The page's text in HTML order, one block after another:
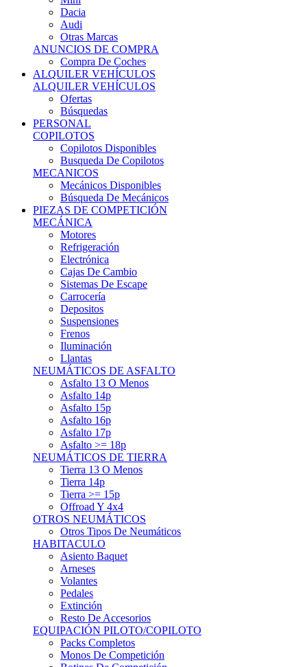
Audi
Otras Marcas
ANUNCIOS DE COMPRA
Compra De Coches
ALQUILER VEHÍCULOS
ALQUILER VEHÍCULOS
Ofertas
Búsquedas
PERSONAL
COPILOTOS
Copilotos Disponibles
Busqueda De Copilotos
MECANICOS
Mecánicos Disponibles
Búsqueda De Mecánicos
PIEZAS DE COMPETICIÓN
MECÁNICA
Motores
Refrigeración
Electrónica
Cajas De Cambio
Sistemas De Escape
Carrocería
Depositos
Suspensiones
Frenos
Iluminación
Llantas
NEUMÁTICOS DE ASFALTO
Asfalto 13 O Menos
Asfalto 14p
Asfalto 15p
Asfalto 16p
Asfalto 17p
Asfalto >= 18p
NEUMÁTICOS DE TIERRA
Tierra 13 O Menos
Tierra 14p
Tierra >= 15p
Offroad Y 4x4
OTROS NEUMÁTICOS
Otros Tipos De Neumáticos
HABITACULO
Asiento Baquet
Arneses
Volantes
Pedales
Extinción
Resto De Accesorios
EQUIPACIÓN PILOTO/COPILOTO
Packs Completos
Monos De Competición
Botines De Competición
Guantes